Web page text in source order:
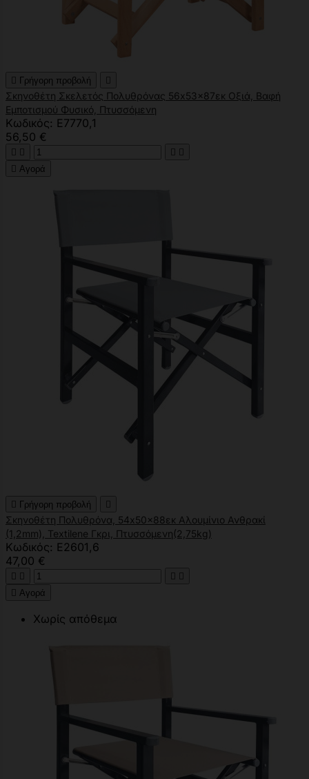
 Γρήγορη προβολή 
Σκηνοθέτη Σκελετός Πολυθρόνας 56x53x87εκ Οξιά, Βαφή
Εμποτισμού Φυσικό, Πτυσσόμενη
Κωδικός: Ε7770,1
56,50 €
   
 Αγορά
 Γρήγορη προβολή 
Σκηνοθέτη Πολυθρόνα, 54x50x88εκ Αλουμίνιο Ανθρακί
(1,2mm), Textilene Γκρι, Πτυσσόμενη(2,75kg)
Κωδικός: Ε2601,6
47,00 €
   
 Αγορά
Χωρίς απόθεμα